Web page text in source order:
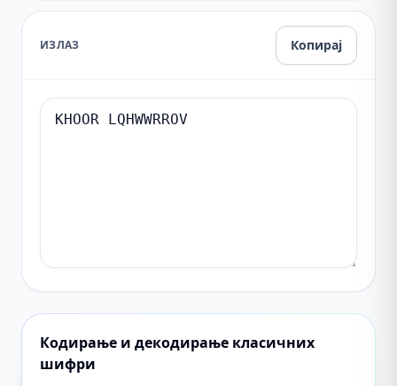
ИЗЛАЗ Копирај
Кодирање и декодирање класичних
шифри